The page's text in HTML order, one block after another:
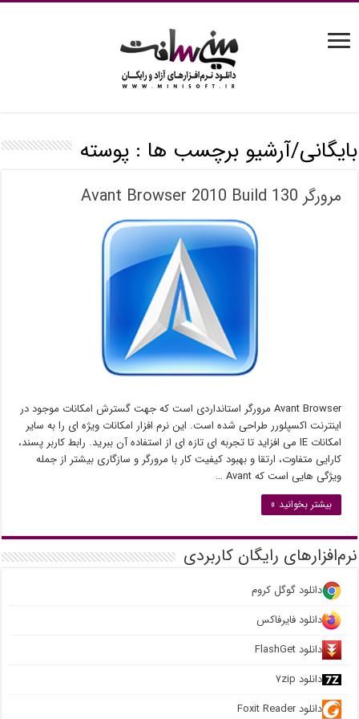
بایگانی/آرشیو برچسب ها :پوسته
مرورگر Avant Browser 2010 Build 130
Avant Browser مرورگر استانداردی است که جهت گسترش امکانات موجود در
اینترنت اکسپلورر طراحی شده است. این نرم افزار امکانات ویژه ای را به سایر
امکانات IE می افزاید تا تجربه ای تازه ای از استفاده آن ببرید. رابط کاربر پسند،
کارایی متفاوت، ارتقا و بهبود کیفیت کار با مرورگر و سازگاری بیشتر از جمله
ویژگی هایی است که Avant …
بیشتر بخوانید »
نرم‌افزارهای رایگان کاربردی
دانلود گوگل کروم
دانلود فایرفاکس
دانلود FlashGet
دانلود ۷zip
دانلود Foxit Reader